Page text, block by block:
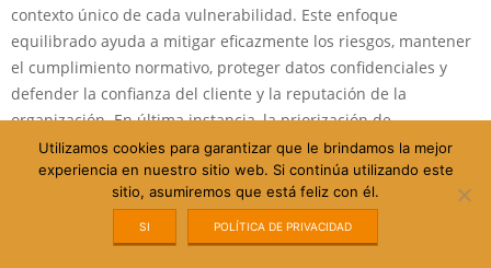
contexto único de cada vulnerabilidad. Este enfoque
equilibrado ayuda a mitigar eficazmente los riesgos, mantener
el cumplimiento normativo, proteger datos confidenciales y
defender la confianza del cliente y la reputación de la
organización. En última instancia, la priorización de
vulnerabilidades no se trata solo de abordar las debilidades
técnicas, sino que es una función estratégica integral para la
salud general y la resiliencia de una organización.
Utilizamos cookies para garantizar que le brindamos la mejor
experiencia en nuestro sitio web. Si continúa utilizando este
sitio, asumiremos que está feliz con él.
SI POLÍTICA DE PRIVACIDAD